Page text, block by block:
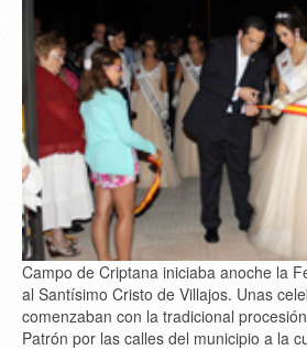
Campo de Criptana iniciaba anoche la
al Santísimo Cristo de Villajos. Unas
comenzaban con la tradicional
Patrón por las calles del municipio a la